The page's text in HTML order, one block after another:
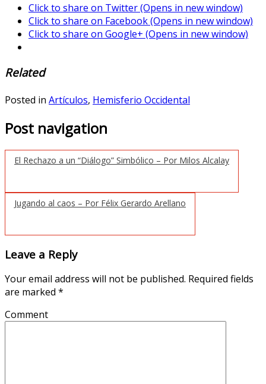
Click to share on Twitter (Opens in new window)
Click to share on Facebook (Opens in new window)
Click to share on Google+ (Opens in new window)
Related
Posted in Artículos, Hemisferio Occidental
Post navigation
El Rechazo a un “Diálogo” Simbólico – Por Milos Alcalay
Jugando al caos – Por Félix Gerardo Arellano
Leave a Reply
Your email address will not be published. Required fields
are marked *
Comment